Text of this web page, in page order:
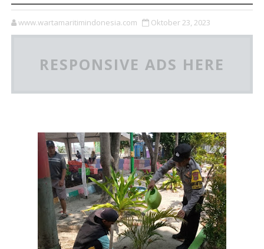
www.wartamaritimindonesia.com Oktober 23, 2023
RESPONSIVE ADS HERE